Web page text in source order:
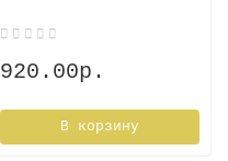
920.00р.
В корзину